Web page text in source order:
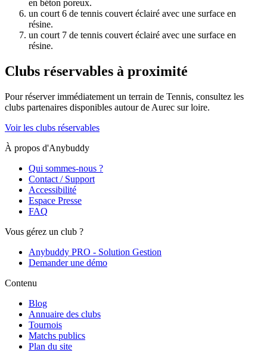
en béton poreux.
un court 6 de tennis couvert éclairé avec une surface en
résine.
un court 7 de tennis couvert éclairé avec une surface en
résine.
Clubs réservables à proximité
Pour réserver immédiatement un terrain de Tennis, consultez les
clubs partenaires disponibles autour de Aurec sur loire.
Voir les clubs réservables
À propos d'Anybuddy
Qui sommes-nous ?
Contact / Support
Accessibilité
Espace Presse
FAQ
Vous gérez un club ?
Anybuddy PRO - Solution Gestion
Demander une démo
Contenu
Blog
Annuaire des clubs
Tournois
Matchs publics
Plan du site